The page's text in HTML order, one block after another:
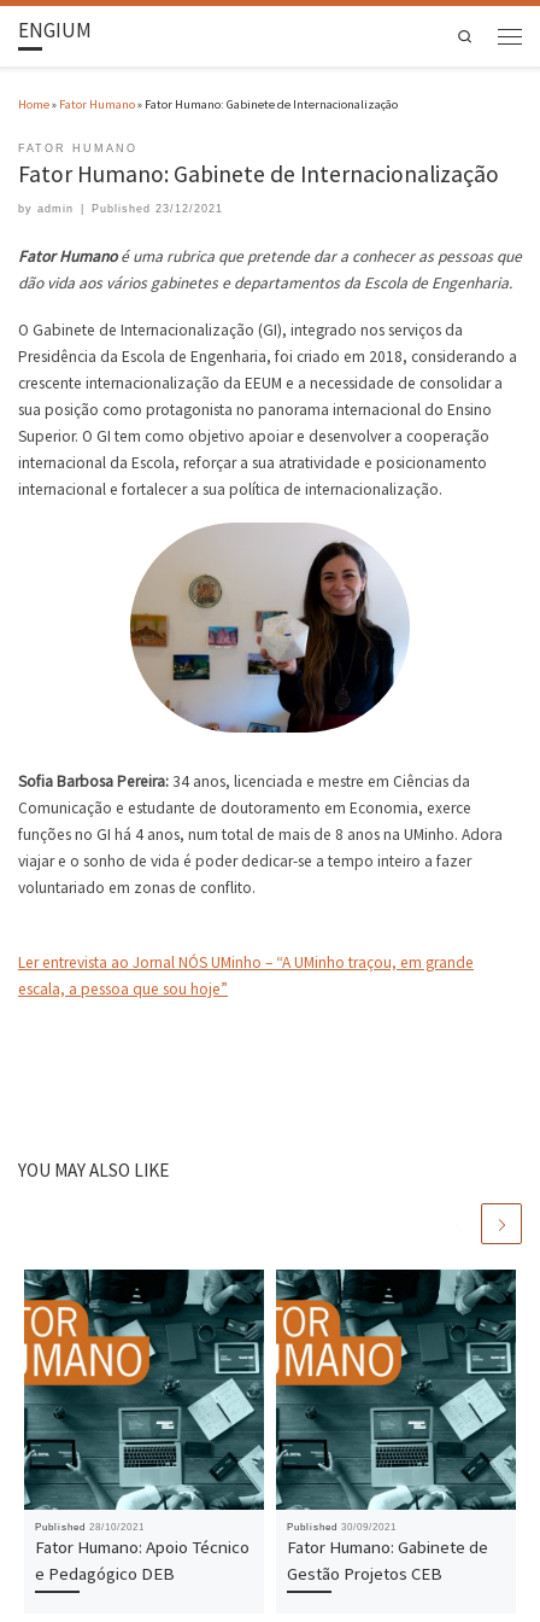
ENGIUM Search
Home» Fator Humano» Fator Humano: Gabinete de Internacionalização
FATOR HUMANO
Fator Humano: Gabinete de Internacionalização
by admin Published 23/12/2021
Fator Humanoé uma rubrica que pretende dar a conhecer as pessoas que
dão vida aos vários gabinetes e departamentos da Escola de Engenharia.
O Gabinete de Internacionalização (GI), integrado nos serviços da
Presidência da Escola de Engenharia, foi criado em 2018, considerando a
crescente internacionalização da EEUM e a necessidade de consolidar a
sua posição como protagonista no panorama internacional do Ensino
Superior. O GI tem como objetivo apoiar e desenvolver a cooperação
internacional da Escola, reforçar a sua atratividade e posicionamento
internacional e fortalecer a sua política de internacionalização.
Sofia Barbosa Pereira:34 anos, licenciada e mestre em Ciências da
Comunicação e estudante de doutoramento em Economia, exerce
funções no GI há 4 anos, num total de mais de 8 anos na UMinho. Adora
viajar e o sonho de vida é poder dedicar-se a tempo inteiro a fazer
voluntariado em zonas de conflito.
Ler entrevista ao Jornal NÓS UMinho – “A UMinho traçou, em grande
escala, a pessoa que sou hoje”
YOU MAY ALSO LIKE
Published 28/10/2021
Fator Humano: Apoio Técnico
e Pedagógico DEB
Published 30/09/2021
Fator Humano: Gabinete de
Gestão Projetos CEB